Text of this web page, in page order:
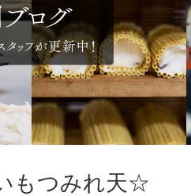
もつみれ天☆